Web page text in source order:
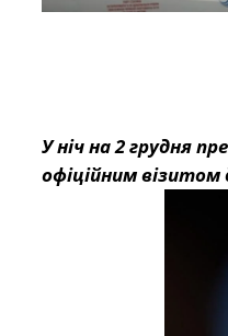
У ніч на 2 грудня
офіційним візитом